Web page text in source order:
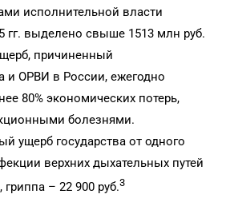
исполнительной власти
гг. выделено свыше 1513 млн руб.
причиненный
и ОРВИ в России, ежегодно
80% экономических потерь,
болезнями.
ущерб государства от одного
верхних дыхательных путей
гриппа – 22 900 руб.3